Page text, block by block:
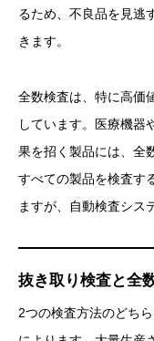
るため、不良品を見逃
きます。
全数検査は、特に高価
しています。医療機器
果を招く製品には、全
すべての製品を検査す
ますが、自動検査シス
抜き取り検査と全
2つの検査方法のどち